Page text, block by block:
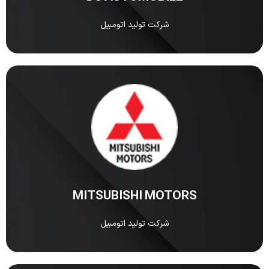
شرکت تولید اتومبیل
MITSUBISHI MOTORS
شرکت تولید اتومبیل
MITSUBISHI MOTORS
شرکت MITSUBISHI MOTORS یکی از قدیمیترین و
مشهورترین خودروسازهای ژاپنی در دنیاست.
مشاهده